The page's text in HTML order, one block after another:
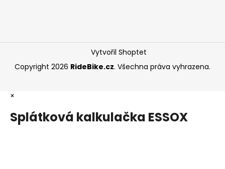
Vytvořil Shoptet
Copyright 2026 RideBike.cz. Všechna práva vyhrazena.
×
Splátková kalkulačka ESSOX